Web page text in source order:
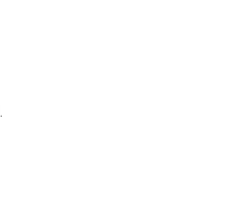
.